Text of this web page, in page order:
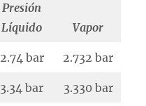
Presión
Líquido
Vapor
2.74 bar 2.732 bar
3.34 bar 3.330 bar